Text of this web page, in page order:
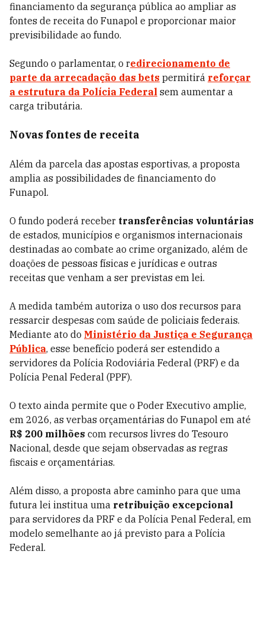
financiamento da segurança pública ao ampliar as
fontes de receita do Funapol e proporcionar maior
previsibilidade ao fundo.
Segundo o parlamentar, o redirecionamento de
parte da arrecadação das bets permitirá reforçar
a estrutura da Polícia Federal sem aumentar a
carga tributária.
Novas fontes de receita
Além da parcela das apostas esportivas, a proposta
amplia as possibilidades de financiamento do
Funapol.
O fundo poderá receber transferências voluntárias
de estados, municípios e organismos internacionais
destinadas ao combate ao crime organizado, além de
doações de pessoas físicas e jurídicas e outras
receitas que venham a ser previstas em lei.
A medida também autoriza o uso dos recursos para
ressarcir despesas com saúde de policiais federais.
Mediante ato do Ministério da Justiça e Segurança
Pública, esse benefício poderá ser estendido a
servidores da Polícia Rodoviária Federal (PRF) e da
Polícia Penal Federal (PPF).
O texto ainda permite que o Poder Executivo amplie,
em 2026, as verbas orçamentárias do Funapol em até
R$ 200 milhões com recursos livres do Tesouro
Nacional, desde que sejam observadas as regras
fiscais e orçamentárias.
Além disso, a proposta abre caminho para que uma
futura lei institua uma retribuição excepcional
para servidores da PRF e da Polícia Penal Federal, em
modelo semelhante ao já previsto para a Polícia
Federal.